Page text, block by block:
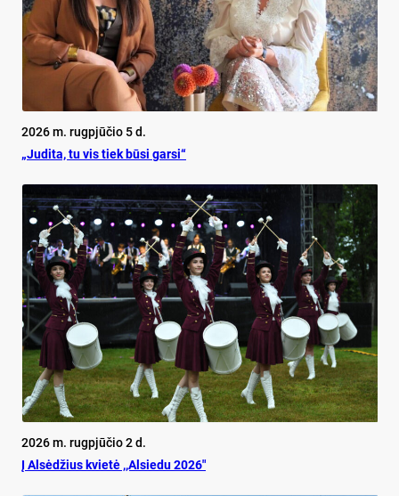
2026 m. rugpjūčio 5 d.
„Judita, tu vis tiek būsi garsi“
2026 m. rugpjūčio 2 d.
Į Alsėdžius kvietė ,,Alsiedu 2026″